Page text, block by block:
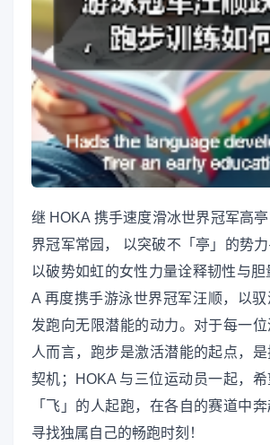
继 HOKA 携手速度滑冰世界冠军高
界冠军常园， 以突破不「亭」的势力
以破势如虹的女性力量诠释韧性与
A 再度携手游泳世界冠军汪顺，以
发跑向无限潜能的动力。对于每一
人而言，跑步是激活潜能的起点，
契机；HOKA 与三位运动员一起，
「飞」的人起跑，在各自的赛道中奔
寻找独属自己的畅跑时刻！